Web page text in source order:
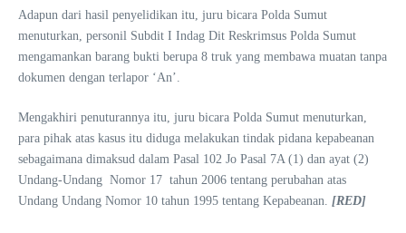
Adapun dari hasil penyelidikan itu, juru bicara Polda Sumut
menuturkan, personil Subdit I Indag Dit Reskrimsus Polda Sumut
mengamankan barang bukti berupa 8 truk yang membawa muatan tanpa
dokumen dengan terlapor ‘An’.
Mengakhiri penuturannya itu, juru bicara Polda Sumut menuturkan,
para pihak atas kasus itu diduga melakukan tindak pidana kepabeanan
sebagaimana dimaksud dalam Pasal 102 Jo Pasal 7A (1) dan ayat (2)
Undang-Undang Nomor 17 tahun 2006 tentang perubahan atas
Undang Undang Nomor 10 tahun 1995 tentang Kepabeanan. [RED]